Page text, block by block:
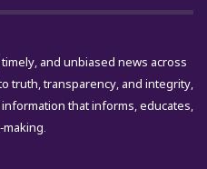
and unbiased news across
truth, transparency, and integrity,
that informs, educates,